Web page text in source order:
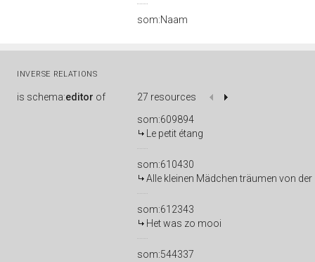
som:Naam
INVERSE RELATIONS
is schema:editor of
27 resources
som:609894
Le petit étang
som:610430
Alle kleinen Mädchen träumen von
som:612343
Het was zo mooi
som:544337